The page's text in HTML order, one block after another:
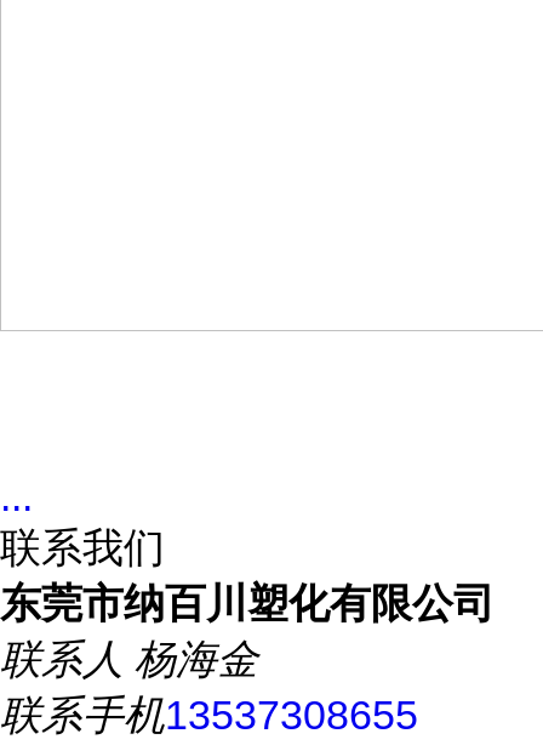
...
联系我们
东莞市纳百川塑化有限公司
联系人 杨海金
联系手机13537308655